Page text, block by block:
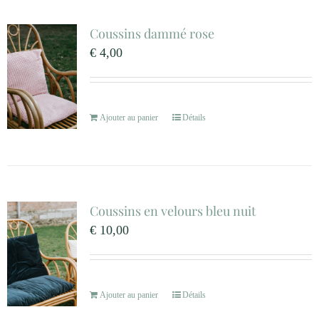
Coussins dammé rose
€4,00
Ajouter au panier Détails
Coussins en velours bleu nuit
€10,00
Ajouter au panier Détails